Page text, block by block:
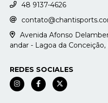
48 9137-4626
Avenida Afonso
andar - Lagoa da
REDES SOCIALES